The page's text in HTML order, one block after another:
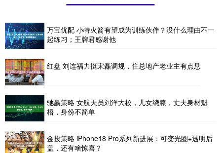
万宝优配 小特火箭有望成为训练伙伴？没什么理由不一
起练习；王牌君感谢他
红盘 刘连福力挺宋磊调规，住总地产老业主有点悬
驰赢策略 女航天员刘洋大校，儿女绕膝，丈夫身材魁
梧，身份不简单
金投策略 iPhone18 Pro系列新进展：可变光圈+透明后
盖，还有啥惊喜？